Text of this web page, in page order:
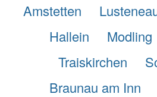
Amstetten
Hallein
Modling
Traiskirchen
Braunau am Inn